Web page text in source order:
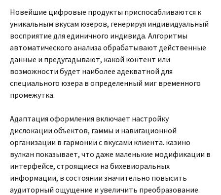
Новейшие цифровые продукты приспосабливаются к
уникальным вкусам юзеров, генерируя индивидуальный
восприятие для единичного индивида. Алгоритмы
автоматического анализа обрабатывают действенные
данные и предугадывают, какой контент или
возможности будет наиболее адекватной для
специального юзера в определенный миг временного
промежутка.
Адаптация оформления включает настройку
дислокации объектов, гаммы и навигационной
организации в гармонии с вкусами клиента. казино
вулкан показывает, что даже маленькие модификации в
интерфейсе, строящиеся на бихевиоральных
информации, в состоянии значительно повысить
аудиторный ощущение и увеличить преобразование.